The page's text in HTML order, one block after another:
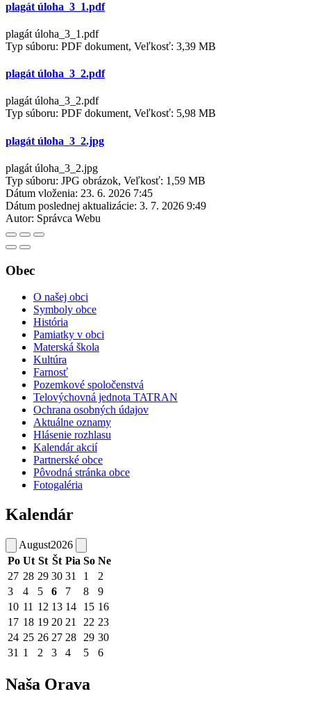
plagát úloha_3_1.pdf
plagát úloha_3_1.pdf
Typ súboru: PDF dokument, Veľkosť: 3,39 MB
plagát úloha_3_2.pdf
plagát úloha_3_2.pdf
Typ súboru: PDF dokument, Veľkosť: 5,98 MB
plagát úloha_3_2.jpg
plagát úloha_3_2.jpg
Typ súboru: JPG obrázok, Veľkosť: 1,59 MB
Dátum vloženia: 23. 6. 2026 7:45
Dátum poslednej aktualizácie: 3. 7. 2026 9:49
Autor: Správca Webu
Obec
O našej obci
Symboly obce
História
Pamiatky v obci
Materská škola
Kultúra
Farnosť
Pozemkové spoločenstvá
Telovýchovná jednota TATRAN
Ochrana osobných údajov
Aktuálne oznamy
Hlásenie rozhlasu
Kalendár akcií
Partnerské obce
Pôvodná stránka obce
Fotogaléria
Kalendár
August2026
Po Ut St Št Pia So Ne
27 28 29 30 31 1
2
3
4 5 6 7 8
9
10 11 12 13 14 15 16
17 18 19 20 21 22 23
24 25 26 27 28 29 30
31 1 2 3 4 5 6
Naša Orava